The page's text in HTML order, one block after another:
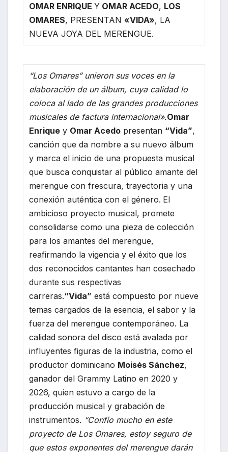
OMAR ENRIQUEY OMAR ACEDO, LOS
OMARES, PRESENTAN «VIDA», LA
NUEVA JOYA DEL MERENGUE.
“Los Omares” unieron sus voces en la
elaboración de un álbum, cuya calidad lo
coloca al lado de las grandes producciones
musicales de factura internacional».Omar
Enrique y Omar Acedo presentan “Vida”,
canción que da nombre a su nuevo álbum
y marca el inicio de una propuesta musical
que busca conquistar al público amante del
merengue con frescura, trayectoria y una
conexión auténtica con el género. El
ambicioso proyecto musical, promete
consolidarse como una pieza de colección
para los amantes del merengue,
reafirmando la vigencia y el éxito que los
dos reconocidos cantantes han cosechado
durante sus respectivas
carreras.“Vida” está compuesto por nueve
temas cargados de la esencia, el sabor y la
fuerza del merengue contemporáneo. La
calidad sonora del disco está avalada por
influyentes figuras de la industria, como el
productor dominicano Moisés Sánchez,
ganador del Grammy Latino en 2020 y
2026, quien estuvo a cargo de la
producción musical y grabación de
instrumentos. “Confío mucho en este
proyecto de Los Omares, estoy seguro de
que estos exponentes del merengue darán